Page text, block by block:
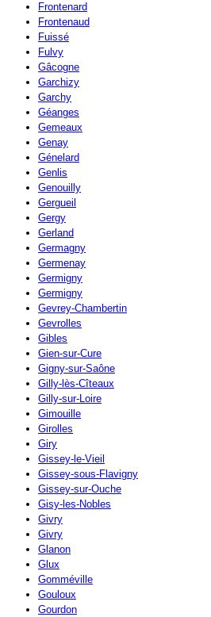
Frontenard
Frontenaud
Fuissé
Fulvy
Gâcogne
Garchizy
Garchy
Géanges
Gemeaux
Genay
Génelard
Genlis
Genouilly
Gergueil
Gergy
Gerland
Germagny
Germenay
Germigny
Germigny
Gevrey-Chambertin
Gevrolles
Gibles
Gien-sur-Cure
Gigny-sur-Saône
Gilly-lès-Cîteaux
Gilly-sur-Loire
Gimouille
Girolles
Giry
Gissey-le-Vieil
Gissey-sous-Flavigny
Gissey-sur-Ouche
Gisy-les-Nobles
Givry
Givry
Glanon
Glux
Gomméville
Gouloux
Gourdon